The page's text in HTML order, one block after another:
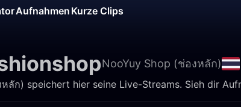
Aufnahmen Kurze Clips
NooYuy Shop (ช่องหลัก)
ลัก) speichert hier seine Live-Streams. Sieh dir